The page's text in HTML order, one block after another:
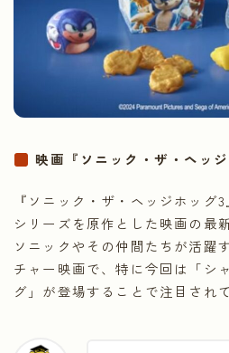
映画『ソニック・ザ・ヘッ
『ソニック・ザ・ヘッジホッグ
シリーズを原作とした映画の最
ソニックやその仲間たちが活躍
チャー映画で、特に今回は「シ
グ」が登場することで注目され